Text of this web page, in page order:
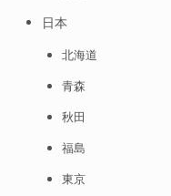
日本
北海道
青森
秋田
福島
東京